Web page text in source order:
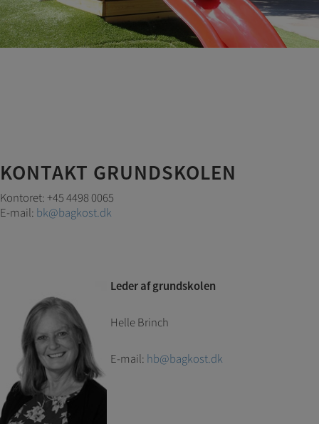
KONTAKT GRUNDSKOLEN
Kontoret: +45 4498 0065
E-mail: bk@bagkost.dk
Leder af grundskolen
Helle Brinch
E-mail: hb@bagkost.dk